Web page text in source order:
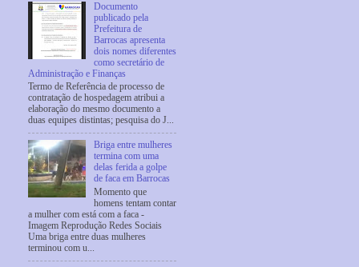
Documento
publicado pela
Prefeitura de
Barrocas apresenta
dois nomes diferentes
como secretário de
Administração e Finanças
Termo de Referência de processo de
contratação de hospedagem atribui a
elaboração do mesmo documento a
duas equipes distintas; pesquisa do J...
Briga entre mulheres
termina com uma
delas ferida a golpe
de faca em Barrocas
Momento que
homens tentam contar
a mulher com está com a faca -
Imagem Reprodução Redes Sociais
Uma briga entre duas mulheres
terminou com u...